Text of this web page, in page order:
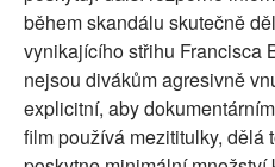
během skandálu skutečně
vynikajícího střihu Francisca
nejsou divákům agresivně
explicitní, aby
film používá mezititulky, dělá